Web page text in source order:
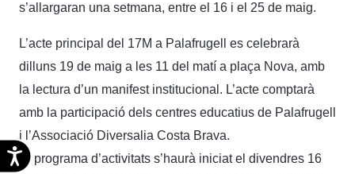
Accesibilidad
s’allargaran una setmana, entre el 16 i el 25 de maig.
L’acte principal del 17M a Palafrugell es celebrarà
dilluns 19 de maig a les 11 del matí a plaça Nova, amb
la lectura d’un manifest institucional. L’acte comptarà
amb la participació dels centres educatius de Palafrugell
i l’Associació Diversalia Costa Brava.
El programa d’activitats s’haurà iniciat el divendres 16